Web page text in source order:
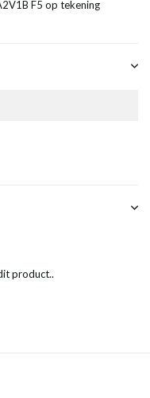
F5 op tekening
product..